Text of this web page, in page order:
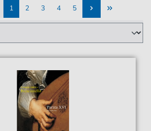
Möglichkeiten der Gitarre voll ausschöpfen
ganz ohne Abo.
1
1
2
2
3
3
4
4
5
5